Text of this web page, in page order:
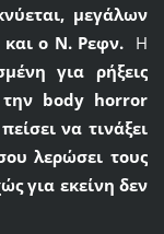
μεγάλων
καιο Ν. Ρεφν. Η
για ρήξεις
body horror
να τινάξει
λερώσει τους
για εκείνη δεν